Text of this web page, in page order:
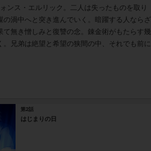
ンス・エルリック。二人は失ったものを取り
渦中へと突き進んでいく。暗躍する人ならざ
無き憎しみと復讐の念。錬金術がもたらす幾
兄弟は絶望と希望の狭間の中、それでも前に
第2話
はじまりの日